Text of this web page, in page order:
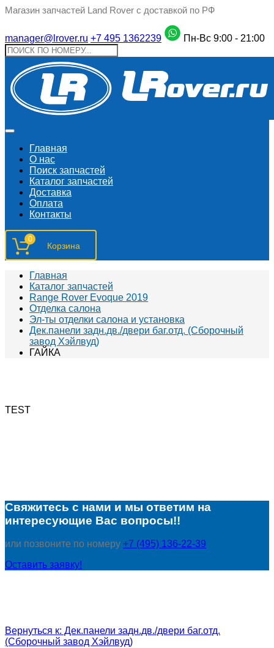
Магазин запчастей Land Rover с доставкой по РФ
manager@lrover.ru +7 495 1362239 Пн-Вс 9:00 - 21:00
Главная
О нас
Поиск запчастeй
Каталог запчастей
Доставка
Оплата
Контакты
0
Главная
Каталог запчастей
Range Rover Evoque 2019
Отделка салона
Эл-ты отделки салона и установка
Дек.панели задн.дв./двери баг.отд. (Сборочный
завод Хэйлвуд)
ГАЙКА
TEST
Свяжитесь с нами и мы ответим на
интересующие Вас вопросы!!
или позвоните по номеру +7 (495) 136-22-39
Оставить заявку!
Вернуться к: Дек.панели задн.дв./двери баг.отд.
(Сборочный завод Хэйлвуд)